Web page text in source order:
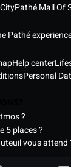
Pathé Mall Of
Pathé
Help center
Personal
?
5 places ?
vous attend